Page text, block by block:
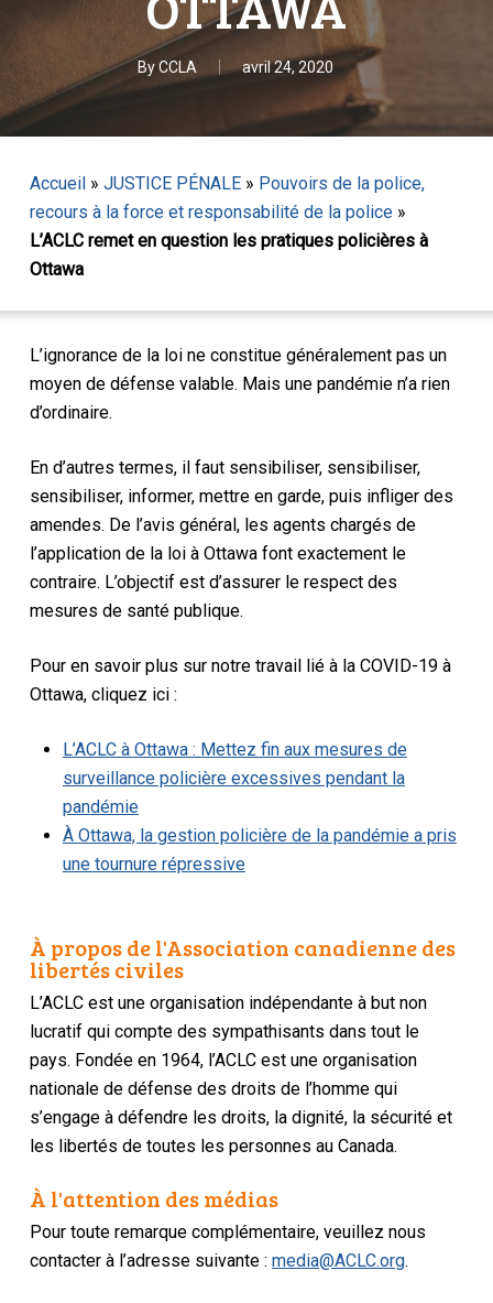
ByCCLA avril 24, 2020
Accueil» JUSTICE PÉNALE» Pouvoirs de la police,
recours à la force et responsabilité de la police»
L’ACLC remet en question les pratiques policières à
Ottawa
L’ignorance de la loi ne constitue généralement pas un
moyen de défense valable. Mais une pandémie n’a rien
d’ordinaire.
En d’autres termes, il faut sensibiliser, sensibiliser,
sensibiliser, informer, mettre en garde, puis infliger des
amendes. De l’avis général, les agents chargés de
l’application de la loi à Ottawa font exactement le
contraire. L’objectif est d’assurer le respect des
mesures de santé publique.
Pour en savoir plus sur notre travail lié à la COVID-19 à
Ottawa, cliquez ici :
L’ACLC à Ottawa : Mettez fin aux mesures de
surveillance policière excessives pendant la
pandémie
À Ottawa, la gestion policière de la pandémie a pris
une tournure répressive
À propos de l'Association canadienne des
libertés civiles
L’ACLC est une organisation indépendante à but non
lucratif qui compte des sympathisants dans tout le
pays. Fondée en 1964, l’ACLC est une organisation
nationale de défense des droits de l’homme qui
s’engage à défendre les droits, la dignité, la sécurité et
les libertés de toutes les personnes au Canada.
À l'attention des médias
Pour toute remarque complémentaire, veuillez nous
contacter à l’adresse suivante :media@ACLC.org.